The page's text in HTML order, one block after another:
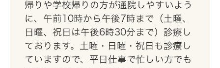
帰りや学校帰りの方が通院しやすいよう
に、午前10時から午後7時まで（土曜、
日曜、祝日は午後6時30分まで）診療し
ております。土曜・日曜・祝日も診療し
ていますので、平日仕事で忙しい方でも